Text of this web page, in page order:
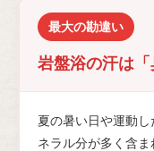
最大の勘違い
岩盤浴の汗は「
夏の暑い日や運動
ネラル分が多く含